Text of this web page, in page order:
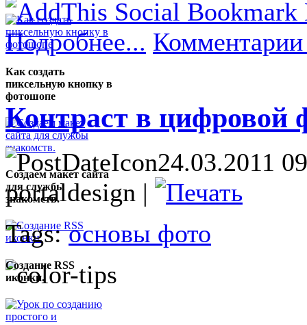
Как создать
пиксельную кнопку в
фотошопе
Создаем макет сайта
для службы
знакомств.
Создание RSS
иконки.
Подробнее...
Контраст в цифровой
24.03.2011
portaldesign |
Tags:основы фото